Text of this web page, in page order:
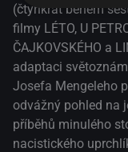
(čtyřikrát během
filmy LÉTO, U
ČAJKOVSKÉHO a
adaptaci
Josefa Mengeleho
odvážný pohled na
příběhů minulého
nacistického